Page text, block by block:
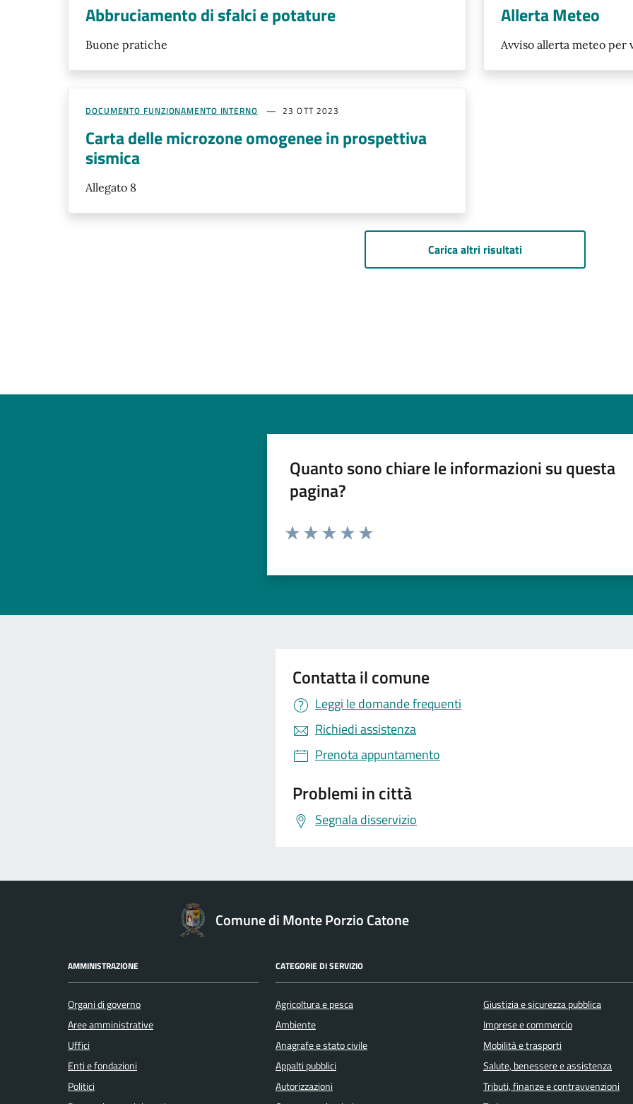
Abbruciamento di sfalci e potature
Buone pratiche
Allerta Meteo
Avviso allerta meteo
DOCUMENTO FUNZIONAMENTO INTERNO 23 OTT 2023
Carta delle microzone omogenee in prospettiva
sismica
Allegato 8
Carica altri risultati
Quanto sono chiare le informazioni su questa
pagina?
Contatta il comune
Leggi le domande frequenti
Richiedi assistenza
Prenota appuntamento
Problemi in città
Segnala disservizio
Comune di Monte Porzio Catone
AMMINISTRAZIONE
Organi di governo
Aree amministrative
Uffici
Enti e fondazioni
Politici
CATEGORIE DI SERVIZIO
Agricoltura e pesca
Ambiente
Anagrafe e stato civile
Appalti pubblici
Autorizzazioni
Giustizia e sicurezza pubblica
Imprese e commercio
Mobilità e trasporti
Salute, benessere e assistenza
Tributi, finanze e contravvenzioni